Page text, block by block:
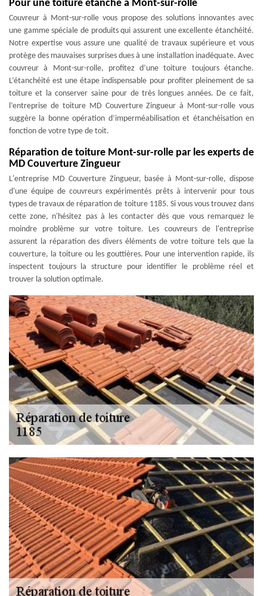
Pour une toiture étanche à Mont-sur-rolle
Couvreur à Mont-sur-rolle vous propose des solutions innovantes avec
une gamme spéciale de produits qui assurent une excellente étanchéité.
Notre expertise vous assure une qualité de travaux supérieure et vous
protège des mauvaises surprises dues à une installation inadéquate. Avec
couvreur à Mont-sur-rolle, profitez d’une toiture toujours étanche.
L’étanchéité est une étape indispensable pour profiter pleinement de sa
toiture et la conserver saine pour de très longues années. De ce fait,
l’entreprise de toiture MD Couverture Zingueur à Mont-sur-rolle vous
suggère la bonne opération d’imperméabilisation et étanchéisation en
fonction de votre type de toit.
Réparation de toiture Mont-sur-rolle par les experts de
MD Couverture Zingueur
L'entreprise MD Couverture Zingueur, basée à Mont-sur-rolle, dispose
d'une équipe de couvreurs expérimentés prêts à intervenir pour tous
types de travaux de réparation de toiture 1185. Si vous vous trouvez dans
cette zone, n'hésitez pas à les contacter dès que vous remarquez le
moindre problème sur votre toiture. Les couvreurs de l'entreprise
assurent la réparation des divers éléments de votre toiture tels que la
couverture, la toiture ou les gouttières. Pour une intervention rapide, ils
inspectent toujours la structure pour identifier le problème réel et
trouver la solution optimale.